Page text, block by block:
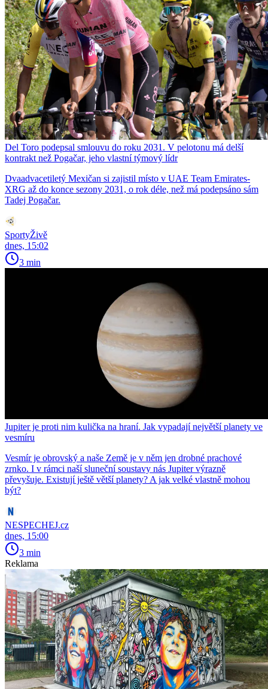
Del Toro podepsal smlouvu do roku 2031. V pelotonu má delší
kontrakt než Pogačar, jeho vlastní týmový lídr
Dvaadvacetiletý Mexičan si zajistil místo v UAE Team Emirates-
XRG až do konce sezony 2031, o rok déle, než má podepsáno sám
Tadej Pogačar.
SportyŽivě
dnes, 15:02
3 min
Jupiter je proti nim kulička na hraní. Jak vypadají největší planety ve
vesmíru
Vesmír je obrovský a naše Země je v něm jen drobné prachové
zrnko. I v rámci naší sluneční soustavy nás Jupiter výrazně
převyšuje. Existují ještě větší planety? A jak velké vlastně mohou
být?
NESPECHEJ.cz
dnes, 15:00
3 min
Reklama